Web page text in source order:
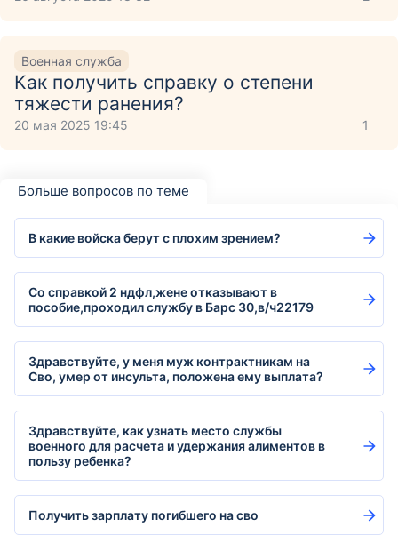
Военная служба
Как получить справку о степени
тяжести ранения?
20 мая 2025 19:45 1
Больше вопросов по теме
В какие войска берут с плохим зрением?
Со справкой 2 ндфл,жене отказывают в
пособие,проходил службу в Барс 30,в/ч22179
Здравствуйте, у меня муж контрактникам на
Сво, умер от инсульта, положена ему выплата?
Здравствуйте, как узнать место службы
военного для расчета и удержания алиментов в
пользу ребенка?
Получить зарплату погибшего на сво